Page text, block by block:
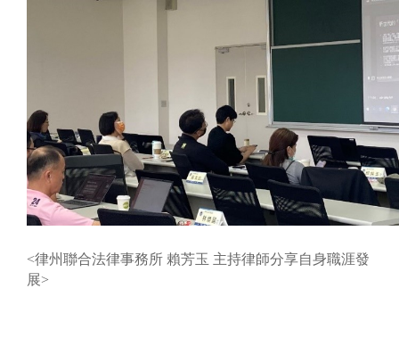
<律州聯合法律事務所 賴芳玉 主持律師分享自身職涯發
展>